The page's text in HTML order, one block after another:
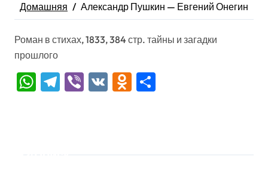
Домашняя Александр Пушкин — Евгений Онегин
Роман в стихах, 1833, 384 стр. тайны и загадки
прошлого
WhatsApp
Telegram
Viber
VK Odnoklassniki